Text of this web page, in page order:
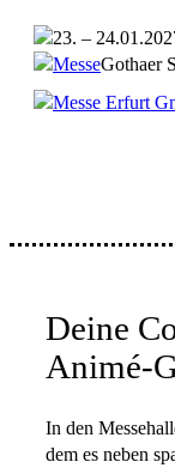
23. –
MesseGothaer
Messe Erfurt
Deine
Animé-
In den
dem es neben